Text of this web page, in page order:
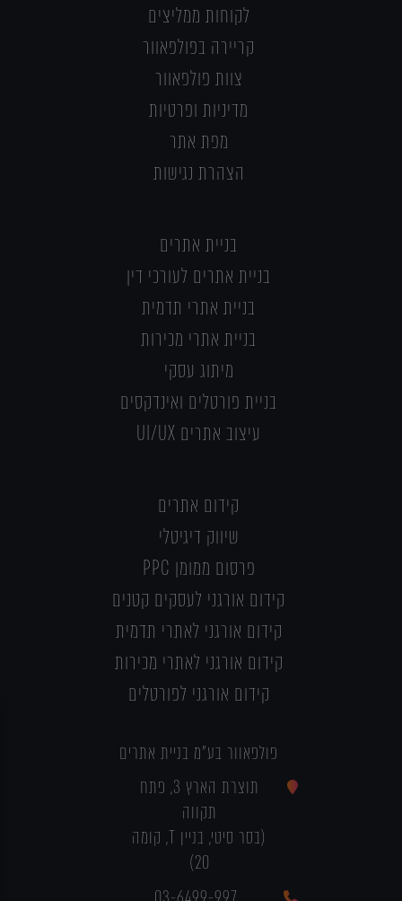
לקוחות ממליצים
קריירה בפולפאוור
צוות פולפאוור
מדיניות ופרטיות
מפת אתר
הצהרת נגישות
בניית אתרים
בניית אתרים לעורכי דין
בניית אתרי תדמית
בניית אתרי מכירות
מיתוג עסקי
בניית פורטלים ואינדקסים
עיצוב אתרים UI/UX
קידום אתרים
שיווק דיגיטלי
פרסום ממומן PPC
קידום אורגני לעסקים קטנים
קידום אורגני לאתרי תדמית
קידום אורגני לאתרי מכירות
קידום אורגני לפורטלים
פולפאוור בע"מ בניית אתרים
תוצרת הארץ 3, פתח
תקווה
(בסר סיטי, בניין T, קומה
20)